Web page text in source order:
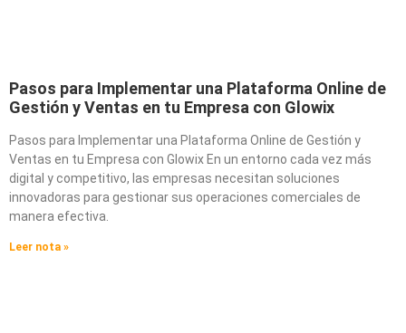
Pasos para Implementar una Plataforma Online de
Gestión y Ventas en tu Empresa con Glowix
Pasos para Implementar una Plataforma Online de Gestión y
Ventas en tu Empresa con Glowix En un entorno cada vez más
digital y competitivo, las empresas necesitan soluciones
innovadoras para gestionar sus operaciones comerciales de
manera efectiva.
Leer nota »